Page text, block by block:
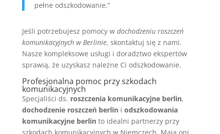
pełne odszkodowanie.”
Jeśli potrzebujesz pomocy w dochodzeniu roszczeń
komunikacyjnych w Berlinie, skontaktuj się z nami.
Nasze kompleksowe usługi i doradztwo ekspertów
sprawią, że uzyskasz należne Ci odszkodowanie.
Profesjonalna pomoc przy szkodach
komunikacyjnych
Specjaliści ds. roszczenia komunikacyjne berlin,
dochodzenie roszczeń berlini odszkodowania
komunikacyjne berlinto idealni partnerzy przy